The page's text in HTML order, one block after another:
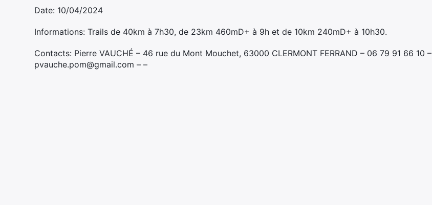
Date: 10/04/2024
Informations: Trails de 40km à 7h30, de 23km 460mD+ à 9h et de 10km 240mD+ à 10h30.
Contacts: Pierre VAUCHÉ – 46 rue du Mont Mouchet, 63000 CLERMONT FERRAND – 06 79 91 66 10 –
pvauche.pom@gmail.com – –